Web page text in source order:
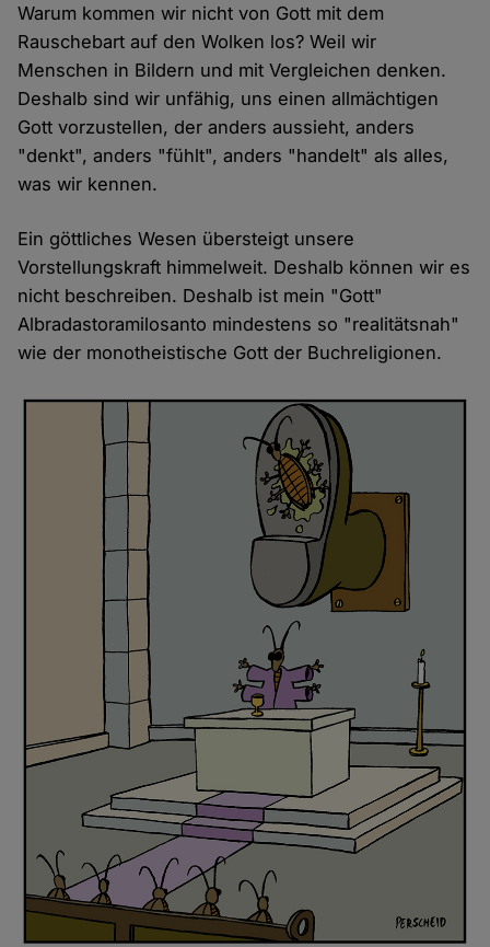
Warum kommen wir nicht von Gott mit dem
Rauschebart auf den Wolken los? Weil wir
Menschen in Bildern und mit Vergleichen denken.
Deshalb sind wir unfähig, uns einen allmächtigen
Gott vorzustellen, der anders aussieht, anders
"denkt", anders "fühlt", anders "handelt" als alles,
was wir kennen.
Ein göttliches Wesen übersteigt unsere
Vorstellungskraft himmelweit. Deshalb können wir es
nicht beschreiben. Deshalb ist mein "Gott"
Albradastoramilosanto mindestens so "realitätsnah"
wie der monotheistische Gott der Buchreligionen.